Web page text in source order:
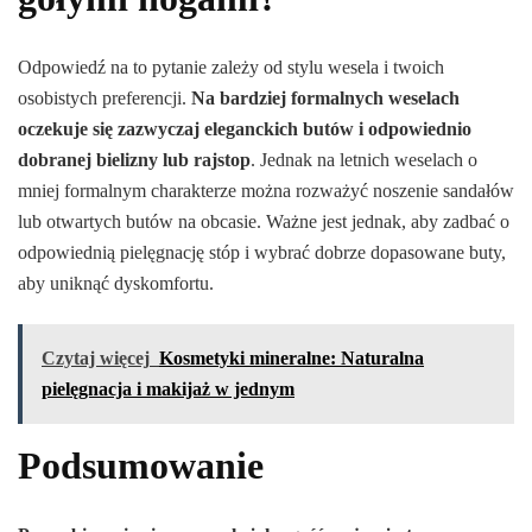
Odpowiedź na to pytanie zależy od stylu wesela i twoich
osobistych preferencji. Na bardziej formalnych weselach
oczekuje się zazwyczaj eleganckich butów i odpowiednio
dobranej bielizny lub rajstop. Jednak na letnich weselach o
mniej formalnym charakterze można rozważyć noszenie sandałów
lub otwartych butów na obcasie. Ważne jest jednak, aby zadbać o
odpowiednią pielęgnację stóp i wybrać dobrze dopasowane buty,
aby uniknąć dyskomfortu.
Czytaj więcej Kosmetyki mineralne: Naturalna
pielęgnacja i makijaż w jednym
Podsumowanie